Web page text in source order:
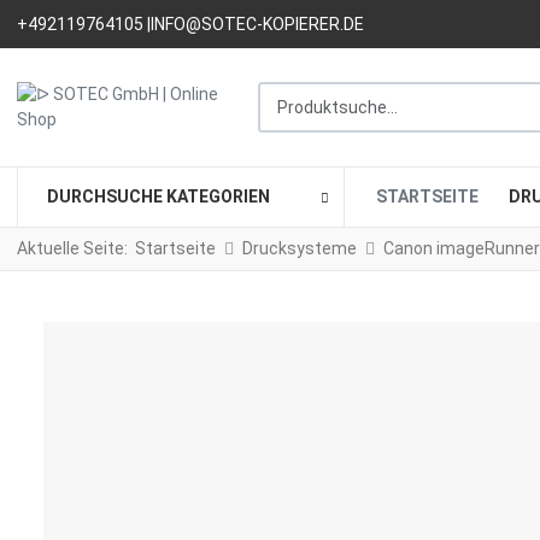
+492119764105 |INFO@SOTEC-KOPIERER.DE
DURCHSUCHE KATEGORIEN STARTSEITE
Aktuelle Seite: Startseite Drucksysteme Canon